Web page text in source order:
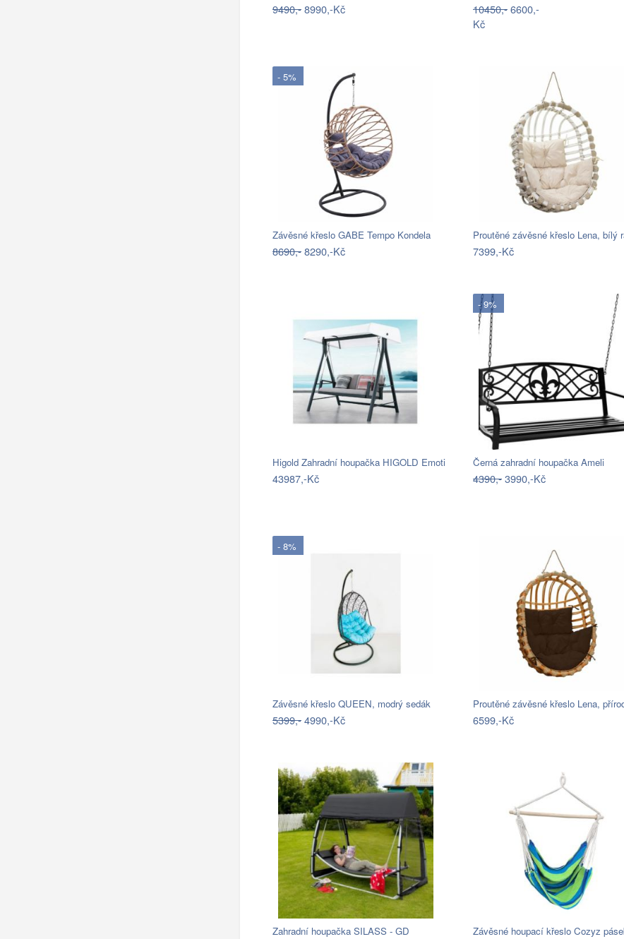
9490,-8990,-Kč 10450,-6600,-
Kč
- 5%
Závěsné křeslo GABE Tempo Kondela
8690,-8290,-Kč
Proutěné závěsné křeslo Lena, bílý
7399,-Kč
Higold Zahradní houpačka HIGOLD Emoti
43987,-Kč
- 9%
Černá zahradní houpačka Ameli
4390,-3990,-Kč
- 8%
Závěsné křeslo QUEEN, modrý sedák
5399,-4990,-Kč
Proutěné závěsné křeslo Lena,
6599,-Kč
Zahradní houpačka SILASS - GD